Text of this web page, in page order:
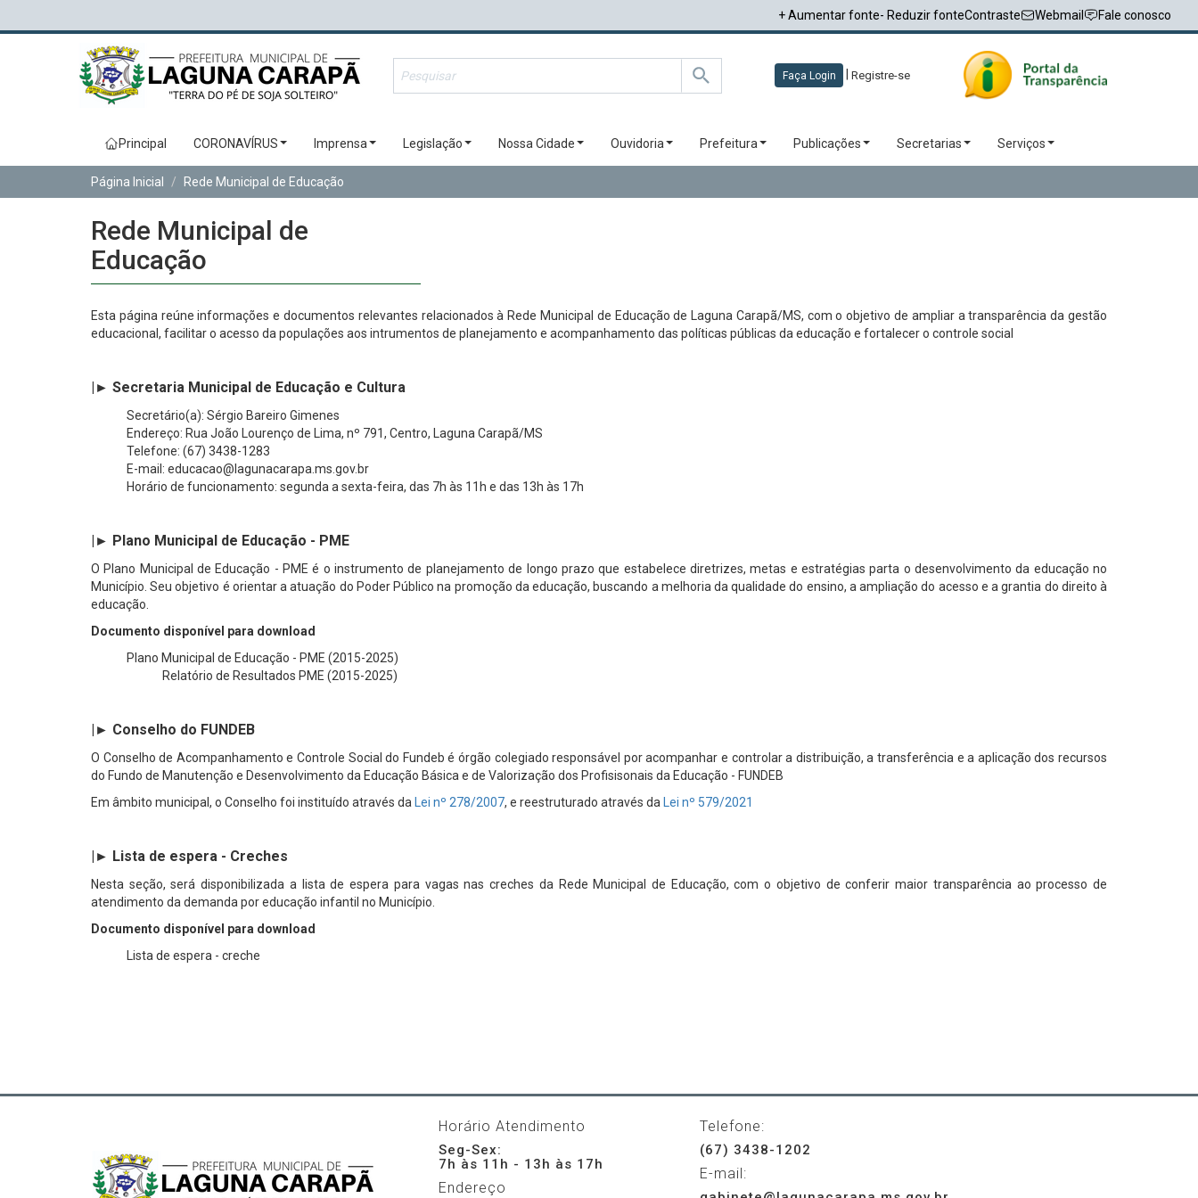
+ Aumentar fonte- Reduzir fonteContraste Webmail Fale conosco
Faça Login Registre-se
Principal CORONAVÍRUS Imprensa Legislação Nossa Cidade Ouvidoria Prefeitura Publicações Secretarias Serviços
Página Inicial Rede Municipal de Educação
Rede Municipal de
Educação
Esta página reúne informações e documentos relevantes relacionados à Rede Municipal de Educação de Laguna Carapã/MS, com o objetivo de ampliar a transparência da gestão
educacional, facilitar o acesso da populações aos intrumentos de planejamento e acompanhamento das políticas públicas da educação e fortalecer o controle social
|► Secretaria Municipal de Educação e Cultura
Secretário(a): Sérgio Bareiro Gimenes
Endereço: Rua João Lourenço de Lima, nº 791, Centro, Laguna Carapã/MS
Telefone: (67) 3438-1283
E-mail: educacao@lagunacarapa.ms.gov.br
Horário de funcionamento: segunda a sexta-feira, das 7h às 11h e das 13h às 17h
|► Plano Municipal de Educação - PME
O Plano Municipal de Educação - PME é o instrumento de planejamento de longo prazo que estabelece diretrizes, metas e estratégias parta o desenvolvimento da educação no
Município. Seu objetivo é orientar a atuação do Poder Público na promoção da educação, buscando a melhoria da qualidade do ensino, a ampliação do acesso e a grantia do direito à
educação.
Documento disponível para download
Plano Municipal de Educação - PME (2015-2025)
Relatório de Resultados PME (2015-2025)
|► Conselho do FUNDEB
O Conselho de Acompanhamento e Controle Social do Fundeb é órgão colegiado responsável por acompanhar e controlar a distribuição, a transferência e a aplicação dos recursos
do Fundo de Manutenção e Desenvolvimento da Educação Básica e de Valorização dos Profisisonais da Educação - FUNDEB
Em âmbito municipal, o Conselho foi instituído através da
Lei nº 278/2007, e reestruturado através da Lei nº 579/2021
|► Lista de espera - Creches
Nesta seção, será disponibilizada a lista de espera para vagas nas creches da Rede Municipal de Educação, com o objetivo de conferir maior transparência ao processo de
atendimento da demanda por educação infantil no Município.
Documento disponível para download
Lista de espera - creche
Horário Atendimento
Seg-Sex:
7h às 11h - 13h às 17h
Endereço
Telefone:
(67) 3438-1202
E-mail: